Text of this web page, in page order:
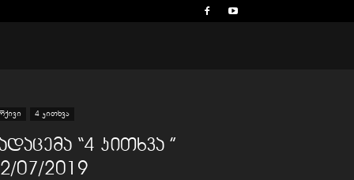
4 კითხვა
“4 კითხვა ”
07/2019